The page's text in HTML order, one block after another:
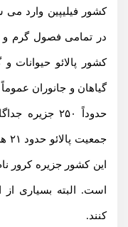
کشور فیلیپین وارد
در تمامی فصول گرم و
کشور پالائو حیوانات
گیاهان و جانوران
حدوداً ۲۵۰
این کشور جزیره کرور
است. البته بسیاری
کنند.